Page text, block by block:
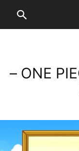
ONE PIECE: Grand Gourmet –